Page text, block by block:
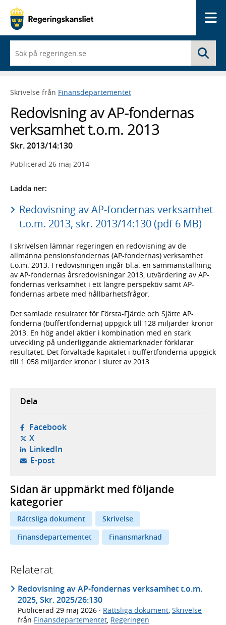
du
börjar
skriva
framträder
lista
med
sökförslag
Skrivelse från Finansdepartementet
Redovisning av AP-fondernas
verksamhet t.o.m. 2013
Skr. 2013/14:130
Publicerad 26 maj 2014
Ladda ner:
Redovisning av AP-fondernas verksamhet
t.o.m. 2013, skr. 2013/14:130 (pdf 6 MB)
I skrivelsen lämnar regeringen en redovisning av de
allmänna pensionsfondernas (AP-fondernas) verksamhet
t.o.m. 2013. I redovisningen ingår bl.a. en sammanställning
av AP-fondernas årsredovisningar 2013, utvärdering av AP-
fondernas verksamhet i ett längre perspektiv samt AP-
fondernas arbete med hållbarhetsfrågor.
Det samlade resultatet för Första-Fjärde och Sjätte AP-
fonderna (buffertfonderna) uppgick till 128 miljarder kronor
2013. En hög andel aktier i kombination med en stark
utveckling på underliggande aktiemarknader förklarar
resultatet. Det förvaltade kapitalet i buffertfonderna uppgick
till 1 058 miljarder kronor i slutet av 2013.
Dela
Facebook- öppnas i ny flik, extern webbplats,
X- öppnas i ny flik, extern webbplats,
LinkedIn- öppnas i ny flik, extern webbplats,
E-post- öppnar din e-postklient,
Sidan är uppmärkt med följande
kategorier
Rättsliga dokument
Skrivelse
Finansdepartementet
Finansmarknad
Relaterat
Redovisning av AP-fondernas verksamhet t.o.m.
2025, Skr. 2025/26:130
Publicerad 29 maj 2026 · Rättsliga dokument, Skrivelse
från Finansdepartementet, Regeringen